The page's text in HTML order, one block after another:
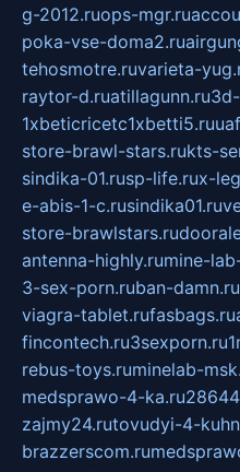
g-2012.ruops-mgr.ru
poka-vse-doma2.ru
tehosmotre.ruvarieta-
raytor-d.ruatillagunn.ru
1xbeticricetc1xbetti5.ru
store-brawl-stars.rukts-
sindika-01.rusp-life.rux-
e-abis-1-c.rusindika01.ru
store-brawlstars.ru
antenna-highly.rumine-
3-sex-porn.ruban-damn.ru
viagra-tablet.rufasbags.ru
fincontech.ru3sexporn.ru
rebus-toys.ruminelab-
medsprawo-4-ka.ru
zajmy24.rutovudyi-4-
brazzerscom.ru